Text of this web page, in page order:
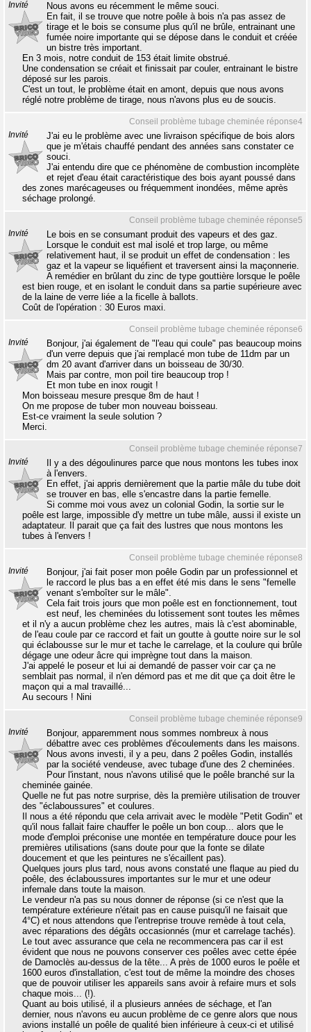
Invité
Nous avons eu récemment le même souci.
En fait, il se trouve que notre poêle à bois n'a pas assez de
tirage et le bois se consume plus qu'il ne brûle, entrainant une
fumée noire importante qui se dépose dans le conduit et créée
un bistre très important.
En 3 mois, notre conduit de 153 était limite obstrué.
Une condensation se créait et finissait par couler, entrainant le bistre
déposé sur les parois.
C'est un tout, le problème était en amont, depuis que nous avons
réglé notre problème de tirage, nous n'avons plus eu de soucis.
Conseil problème tubage cheminée réponse4
Invité
J'ai eu le problème avec une livraison spécifique de bois alors
que je m'étais chauffé pendant des années sans constater ce
souci.
J'ai entendu dire que ce phénomène de combustion incomplète
et rejet d'eau était caractéristique des bois ayant poussé dans
des zones marécageuses ou fréquemment inondées, même après
séchage prolongé.
Conseil problème tubage cheminée réponse5
Invité
Le bois en se consumant produit des vapeurs et des gaz.
Lorsque le conduit est mal isolé et trop large, ou même
relativement haut, il se produit un effet de condensation : les
gaz et la vapeur se liquéfient et traversent ainsi la maçonnerie.
A remédier en brûlant du zinc de type gouttière lorsque le poêle
est bien rouge, et en isolant le conduit dans sa partie supérieure avec
de la laine de verre liée a la ficelle à ballots.
Coût de l'opération : 30 Euros maxi.
Conseil problème tubage cheminée réponse6
Invité
Bonjour, j'ai également de "l'eau qui coule" pas beaucoup moins
d'un verre depuis que j'ai remplacé mon tube de 11dm par un
dm 20 avant d'arriver dans un boisseau de 30/30.
Mais par contre, mon poil tire beaucoup trop !
Et mon tube en inox rougit !
Mon boisseau mesure presque 8m de haut !
On me propose de tuber mon nouveau boisseau.
Est-ce vraiment la seule solution ?
Merci.
Conseil problème tubage cheminée réponse7
Invité
Il y a des dégoulinures parce que nous montons les tubes inox
à l'envers.
En effet, j'ai appris dernièrement que la partie mâle du tube doit
se trouver en bas, elle s'encastre dans la partie femelle.
Si comme moi vous avez un colonial Godin, la sortie sur le
poêle est large, impossible d'y mettre un tube mâle, aussi il existe un
adaptateur. Il parait que ça fait des lustres que nous montons les
tubes à l'envers !
Conseil problème tubage cheminée réponse8
Invité
Bonjour, j'ai fait poser mon poêle Godin par un professionnel et
le raccord le plus bas a en effet été mis dans le sens "femelle
venant s'emboîter sur le mâle".
Cela fait trois jours que mon poêle est en fonctionnement, tout
est neuf, les cheminées du lotissement sont toutes les mêmes
et il n'y a aucun problème chez les autres, mais là c'est abominable,
de l'eau coule par ce raccord et fait un goutte à goutte noire sur le sol
qui éclabousse sur le mur et tache le carrelage, et la coulure qui brûle
dégage une odeur âcre qui imprègne tout dans la maison.
J'ai appelé le poseur et lui ai demandé de passer voir car ça ne
semblait pas normal, il n'en démord pas et me dit que ça doit être le
maçon qui a mal travaillé...
Au secours ! Nini
Conseil problème tubage cheminée réponse9
Invité
Bonjour, apparemment nous sommes nombreux à nous
débattre avec ces problèmes d'écoulements dans les maisons.
Nous avons investi, il y a peu, dans 2 poêles Godin, installés
par la société vendeuse, avec tubage d'une des 2 cheminées.
Pour l'instant, nous n'avons utilisé que le poêle branché sur la
cheminée gainée.
Quelle ne fut pas notre surprise, dès la première utilisation de trouver
des "éclaboussures" et coulures.
Il nous a été répondu que cela arrivait avec le modèle "Petit Godin" et
qu'il nous fallait faire chauffer le poêle un bon coup... alors que le
mode d'emploi préconise une montée en température douce pour les
premières utilisations (sans doute pour que la fonte se dilate
doucement et que les peintures ne s'écaillent pas).
Quelques jours plus tard, nous avons constaté une flaque au pied du
poêle, des éclaboussures importantes sur le mur et une odeur
infernale dans toute la maison.
Le vendeur n'a pas su nous donner de réponse (si ce n'est que la
température extérieure n'était pas en cause puisqu'il ne faisait que
4°C) et nous attendons que l'entreprise trouve remède à tout cela,
avec réparations des dégâts occasionnés (mur et carrelage tachés).
Le tout avec assurance que cela ne recommencera pas car il est
évident que nous ne pouvons conserver ces poêles avec cette épée
de Damoclès au-dessus de la tête... A près de 1000 euros le poêle et
1600 euros d'installation, c'est tout de même la moindre des choses
que de pouvoir utiliser les appareils sans avoir à refaire murs et sols
chaque mois... (!).
Quant au bois utilisé, il a plusieurs années de séchage, et l'an
dernier, nous n'avons eu aucun problème de ce genre alors que nous
avions installé un poêle de qualité bien inférieure à ceux-ci et utilisé